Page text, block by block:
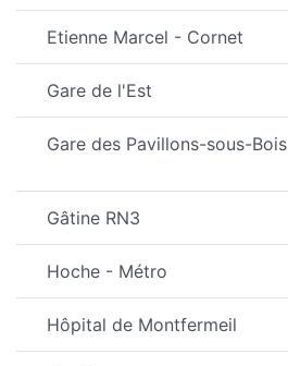
Etienne Marcel - Cornet
Gare de l'Est
Gare des Pavillons-sous-Bois
Gâtine RN3
Hoche - Métro
Hôpital de Montfermeil